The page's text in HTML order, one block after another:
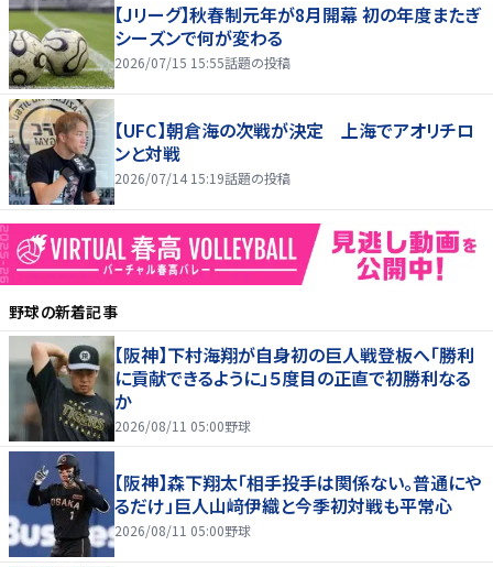
【Jリーグ】秋春制元年が8月開幕 初の年度またぎ
シーズンで何が変わる
2026/07/15 15:55話題の投稿
【UFC】朝倉海の次戦が決定 上海でアオリチロ
ンと対戦
2026/07/14 15:19話題の投稿
野球の新着記事
【阪神】下村海翔が自身初の巨人戦登板へ「勝利
に貢献できるように」５度目の正直で初勝利なる
か
2026/08/11 05:00野球
【阪神】森下翔太「相手投手は関係ない。普通にや
るだけ」巨人山﨑伊織と今季初対戦も平常心
2026/08/11 05:00野球